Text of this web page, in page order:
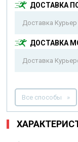
ДОСТАВКА
Доставка
ДОСТАВКА
Доставка
Все способы